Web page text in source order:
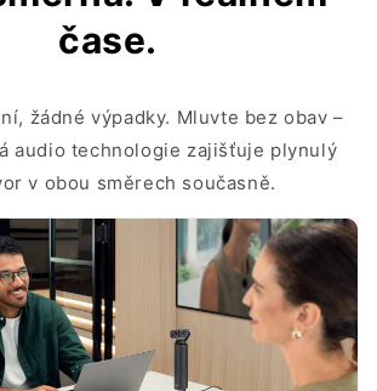
čase.
žádné výpadky. Mluvte bez obav –
audio technologie zajišťuje plynulý
v obou směrech současně.